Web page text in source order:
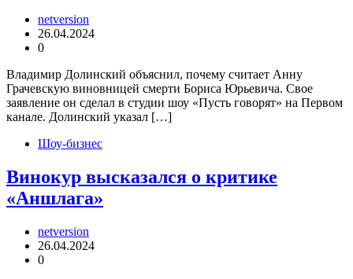
netversion
26.04.2024
0
Владимир Долинский объяснил, почему считает Анну
Грачевскую виновницей смерти Бориса Юрьевича. Свое
заявление он сделал в студии шоу «Пусть говорят» на Первом
канале. Долинский указал […]
Шоу-бизнес
Винокур высказался о критике
«Аншлага»
netversion
26.04.2024
0